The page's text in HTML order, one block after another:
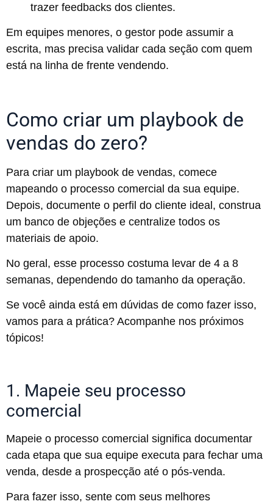
trazer feedbacks dos clientes.
Em equipes menores, o gestor pode assumir a
escrita, mas precisa validar cada seção com quem
está na linha de frente vendendo.
Como criar um playbook de
vendas do zero?
Para criar um playbook de vendas, comece
mapeando o processo comercial da sua equipe.
Depois, documente o perfil do cliente ideal, construa
um banco de objeções e centralize todos os
materiais de apoio.
No geral, esse processo costuma levar de 4 a 8
semanas, dependendo do tamanho da operação.
Se você ainda está em dúvidas de como fazer isso,
vamos para a prática? Acompanhe nos próximos
tópicos!
1. Mapeie seu processo
comercial
Mapeie o processo comercial significa documentar
cada etapa que sua equipe executa para fechar uma
venda, desde a prospecção até o pós-venda.
Para fazer isso, sente com seus melhores